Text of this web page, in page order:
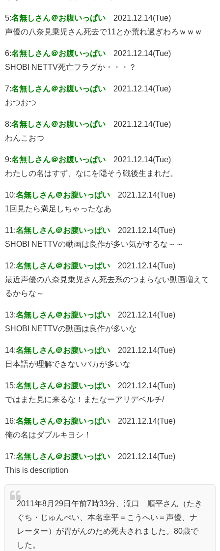
5:名無しさん＠お腹いっぱい
2021.12.14(Tue)
声優の八奈見乗児さん死去で11とか荒れ過ぎわろｗｗｗ
6:名無しさん＠お腹いっぱい
2021.12.14(Tue)
SHOBI NETTV死亡フラグか・・・？
7:名無しさん＠お腹いっぱい
2021.12.14(Tue)
おつおつ
8:名無しさん＠お腹いっぱい
2021.12.14(Tue)
わんこおつ
9:名無しさん＠お腹いっぱい
2021.12.14(Tue)
わたしの名はすず、なにを隠そう戦後生まれだ。
10:名無しさん＠お腹いっぱい
2021.12.14(Tue)
1回見たら満足しちゃったなあ
11:名無しさん＠お腹いっぱい
2021.12.14(Tue)
SHOBI NETTVの動画は良作が多い気がするな～～
12:名無しさん＠お腹いっぱい
2021.12.14(Tue)
最近声優の八奈見乗児さん死去系のつまらない動画増えて
るからな～
13:名無しさん＠お腹いっぱい
2021.12.14(Tue)
SHOBI NETTVの動画は良作が多いな
14:名無しさん＠お腹いっぱい
2021.12.14(Tue)
日本語が理解できないバカが多いな
15:名無しさん＠お腹いっぱい
2021.12.14(Tue)
ではまた見に来るな！またなーアリデベルチ/
16:名無しさん＠お腹いっぱい
2021.12.14(Tue)
俺の名はダブルキヨシ！
17:名無しさん＠お腹いっぱい
2021.12.14(Tue)
This is description
2011年8月29日午前7時33分、滝口 順平さん（たき
ぐち・じゅんぺい、本名幸平＝こうへい＝声優、ナ
レーター）が胃がんのため死去されました。80歳で
した。